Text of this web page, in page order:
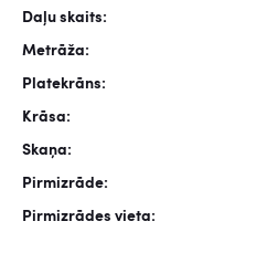
Daļu skaits:
Metrāža:
Platekrāns:
Krāsa:
Skaņa:
Pirmizrāde:
Pirmizrādes vieta: